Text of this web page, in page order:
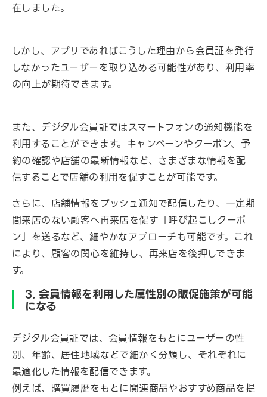
在しました。
しかし、アプリであればこうした理由から会員証を発行
しなかったユーザーを取り込める可能性があり、利用率
の向上が期待できます。
また、デジタル会員証ではスマートフォンの通知機能を
利用することができます。キャンペーンやクーポン、予
約の確認や店舗の最新情報など、さまざまな情報を配
信することで店舗の利用を促すことが可能です。
さらに、店舗情報をプッシュ通知で配信したり、一定期
間来店のない顧客へ再来店を促す「呼び起こしクーポ
ン」を送るなど、細やかなアプローチも可能です。これ
により、顧客の関心を維持し、再来店を後押しできま
す。
3. 会員情報を利用した属性別の販促施策が可能
になる
デジタル会員証では、会員情報をもとにユーザーの性
別、年齢、居住地域などで細かく分類し、それぞれに
最適化した情報を配信できます。
例えば、購買履歴をもとに関連商品やおすすめ商品を提